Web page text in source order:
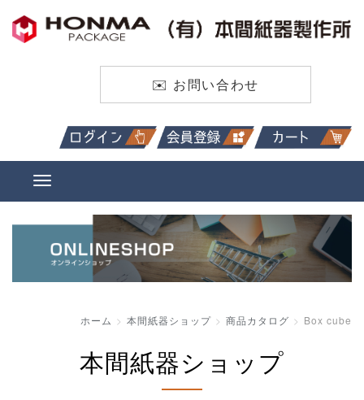
✉️ お問い合わせ
ホーム 本間紙器ショップ 商品カタログ Box cube
本間紙器ショップ